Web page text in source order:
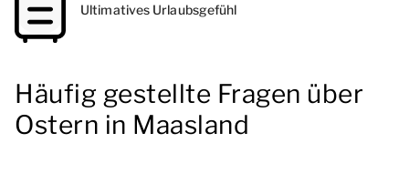
Ultimatives Urlaubsgefühl
Häufig gestellte Fragen über
Ostern in Maasland